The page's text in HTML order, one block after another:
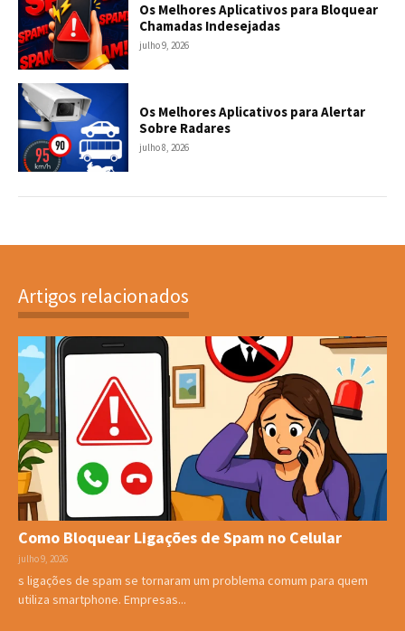
Os Melhores Aplicativos para Bloquear
Chamadas Indesejadas
julho 9, 2026
Os Melhores Aplicativos para Alertar
Sobre Radares
julho 8, 2026
Artigos relacionados
Como Bloquear Ligações de Spam no Celular
julho 9, 2026
s ligações de spam se tornaram um problema comum para quem
utiliza smartphone. Empresas...